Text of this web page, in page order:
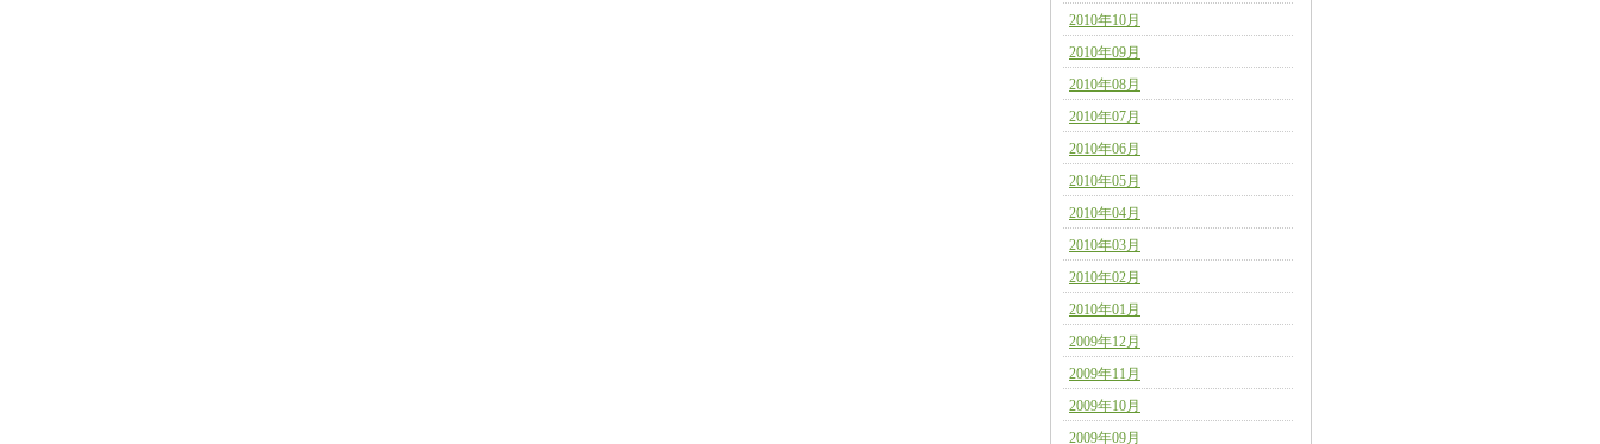
2010年10月
2010年09月
2010年08月
2010年07月
2010年06月
2010年05月
2010年04月
2010年03月
2010年02月
2010年01月
2009年12月
2009年11月
2009年10月
2009年09月